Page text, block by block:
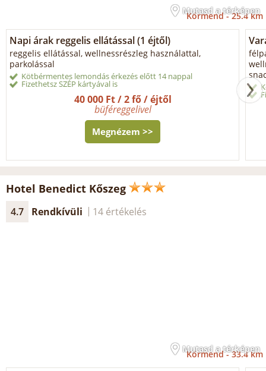
Mutasd a térképen
Körmend -25.4 km
Napi árak reggelis ellátással (1 éjtől)
reggelis ellátással, wellnessrészleg használattal,
parkolással
Kötbérmentes lemondás érkezés előtt 14 nappal
Fizethetsz SZÉP kártyával is
40 000 Ft / 2 fő / éjtől
büféreggelivel
Megnézem >>
Hotel Benedict Kőszeg
4.7 Rendkívüli 14 értékelés
Mutasd a térképen
Körmend -33.4 km